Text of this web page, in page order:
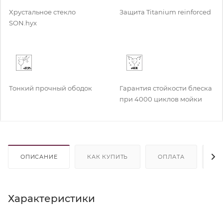
Xрустальное стекло
SON.hyx
Защита Titanium reinforced
Тонкий прочный ободок
Гарантия стойкости блеска
при 4000 циклов мойки
ОПИСАНИЕ КАК КУПИТЬ ОПЛАТА
Характеристики